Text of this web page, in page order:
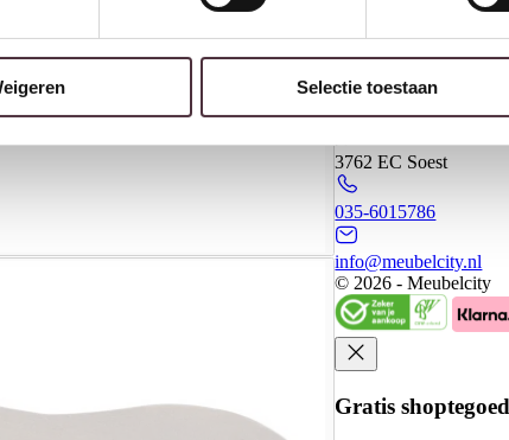
Selectie toestaan
Meubelcity
Koningsweg 20 - 2
3762 EC Soest
035-6015786
info@meubelcity.nl
© 2026 - Meubelcity
Gratis